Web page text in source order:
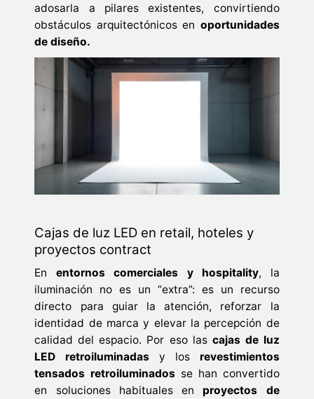
adosarla a pilares existentes, convirtiendo
obstáculos arquitectónicos en oportunidades
de diseño.
Cajas de luz LED en retail, hoteles y
proyectos contract
En entornos comerciales y hospitality, la
iluminación no es un “extra”: es un recurso
directo para guiar la atención, reforzar la
identidad de marca y elevar la percepción de
calidad del espacio. Por eso las cajas de luz
LED retroiluminadas y losrevestimientos
tensados retroiluminados se han convertido
en soluciones habituales en proyectos de